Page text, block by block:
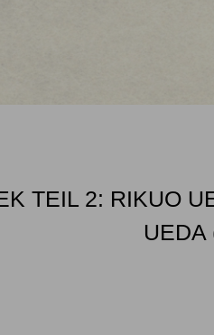
TEIL 2: RIKUO
UEDA